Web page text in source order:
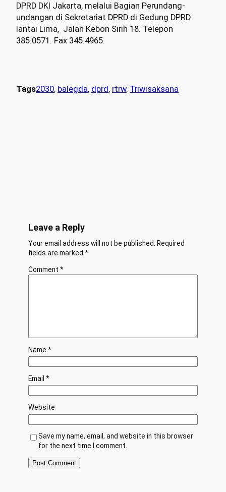
DPRD DKI Jakarta, melalui Bagian Perundang-
undangan di Sekretariat DPRD di Gedung DPRD
lantai Lima, Jalan Kebon Sirih 18. Telepon
385.0571. Fax 345.4965.
Tags2030, balegda, dprd, rtrw, Triwisaksana
Leave a Reply
Your email address will not be published. Required
fields are marked *
Comment *
Name *
Email *
Website
Save my name, email, and website in this browser
for the next time I comment.